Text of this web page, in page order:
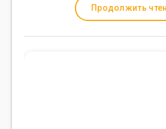
Продолжить